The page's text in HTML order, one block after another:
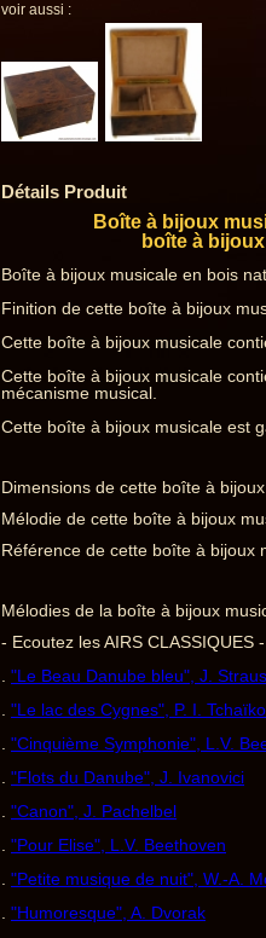
voir aussi :
Détails Produit
Boîte à bijoux
boîte à
Boîte à bijoux musicale en bois
Finition de cette boîte à bijoux
Cette boîte à bijoux musicale
Cette boîte à bijoux musicale
mécanisme musical.
Cette boîte à bijoux musicale est
Dimensions de cette boîte à
Mélodie de cette boîte à bijoux
Référence de cette boîte à bijoux
Mélodies de la boîte à bijoux
- Ecoutez les AIRS CLASSIQUES
. "Le Beau Danube bleu", J.
. "Le lac des Cygnes", P. I.
. "Cinquième Symphonie", L.V.
. "Flots du Danube", J. Ivanovici
. "Canon", J. Pachelbel
. "Pour Elise", L.V. Beethoven
. "Petite musique de nuit", W.-A.
. "Humoresque", A. Dvorak